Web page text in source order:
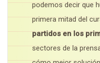
podemos decir que
primera mitad del
partidos en los
sectores de la